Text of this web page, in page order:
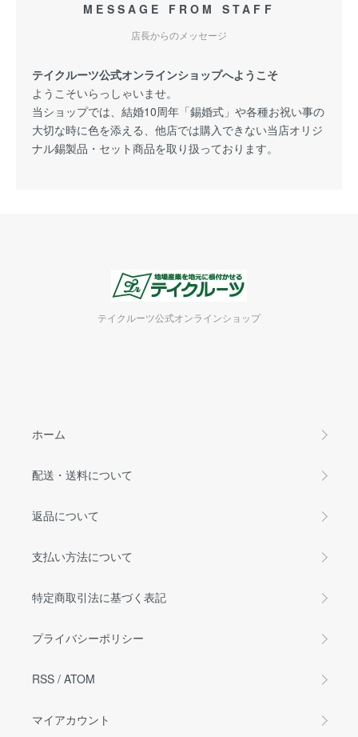
MESSAGE FROM STAFF
店長からのメッセージ
テイクルーツ公式オンラインショップへようこそ
ようこそいらっしゃいませ。
当ショップでは、結婚10周年「錫婚式」や各種お祝い事の
大切な時に色を添える、他店では購入できない当店オリジ
ナル錫製品・セット商品を取り扱っております。
テイクルーツ公式オンラインショップ
ホーム
配送・送料について
返品について
支払い方法について
特定商取引法に基づく表記
プライバシーポリシー
RSS / ATOM
マイアカウント